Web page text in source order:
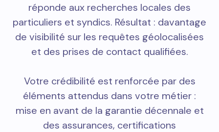
réponde aux recherches locales des
particuliers et syndics. Résultat : davantage
de visibilité sur les requêtes géolocalisées
et des prises de contact qualifiées.
Votre crédibilité est renforcée par des
éléments attendus dans votre métier :
mise en avant de la garantie décennale et
des assurances, certifications